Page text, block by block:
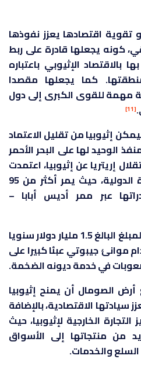
تقوية اقتصادها يعزز نفوذها
كونه يجعلها قادرة على ربط
بالاقتصاد الإثيوبي باعتباره
كما يجعلها مقصدا
مهمة للقوى الكبرى إلى دول
[11]
إثيوبيا من تقليل الاعتماد
الوحيد لها على البحر الأحمر
إريتريا عن إثيوبيا، اعتمدت
إثيوبيا على جيبوتي للتجارة الدولية، حيث يمر أكثر من 95
عبر ممر أديس أبابا –
وفقا للبنك الدولي، يُشكل المبلغ البالغ 1.5 مليار دولار سنويا
موانئ جيبوتي عبئا كبيرا على
في خدمة ديونه الضخمة.
الصومال أن يمنح إثيوبيا
سيادتها الاقتصادية، بالإضافة
الخارجية لإثيوبيا، حيث
من منتجاتها إلى الأسواق
السلع والخدمات.